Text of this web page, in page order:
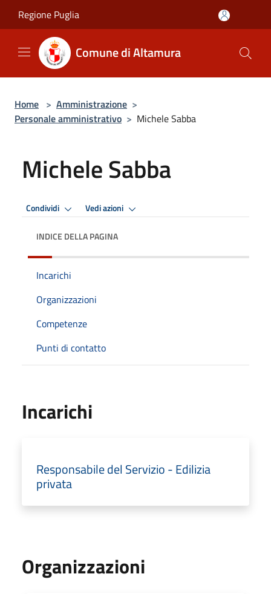
Regione Puglia
Comune di Altamura
Home > Amministrazione >
Personale amministrativo > Michele Sabba
Michele Sabba
Condividi Vedi azioni
INDICE DELLA PAGINA
Incarichi
Organizzazioni
Competenze
Punti di contatto
Incarichi
Responsabile del Servizio - Edilizia
privata
Organizzazioni